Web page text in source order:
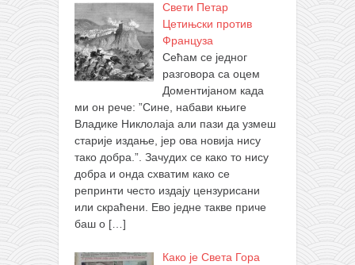
Свети Петар
Цетињски против
Француза
Сећам се једног
разговора са оцем
Доментијаном када
ми он рече: ”Сине, набави књиге
Владике Никлолаја али пази да узмеш
старије издање, јер ова новија нису
тако добра.”. Зачудих се како то нису
добра и онда схватим како се
репринти често издају цензурисани
или скраћени. Ево једне такве приче
баш о […]
Како је Света Гора